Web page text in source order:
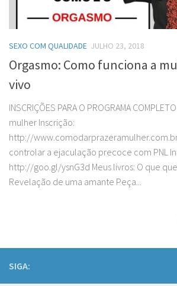
SEXO COM QUALIDADE JULHO 23, 2018
Orgasmo: Como funciona a
vivo
INSCRIÇÕES PARA O PROGRAMA
mulher Inscrição:
http://
controlar a ejaculação precoce com PNL
http://goo.gl/ysnG3d Meus livros: O que
Revelação de uma amante Peça...
SIGA: